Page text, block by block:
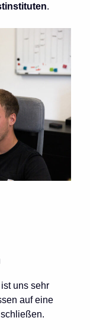
.
uns sehr
auf eine